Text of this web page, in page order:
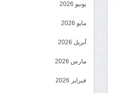
يونيو 2026
مايو 2026
أبريل 2026
مارس 2026
فبراير 2026